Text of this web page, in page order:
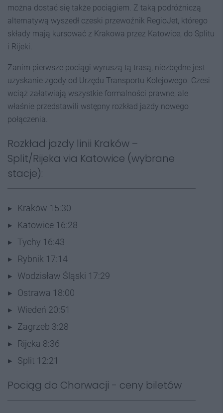
można dostać się także pociągiem. Z taką podróżniczą
alternatywą wyszedł czeski przewoźnik RegioJet, którego
składy mają kursować z Krakowa przez Katowice, do Splitu
i Rijeki.
Zanim pierwsze pociągi wyruszą tą trasą, niezbędne jest
uzyskanie zgody od Urzędu Transportu Kolejowego. Czesi
wciąż załatwiają wszystkie formalności prawne, ale
właśnie przedstawili wstępny rozkład jazdy nowego
połączenia.
Rozkład jazdy linii Kraków –
Split/Rijeka via Katowice (wybrane
stacje):
Kraków 15:30
Katowice 16:28
Tychy 16:43
Rybnik 17:14
Wodzisław Śląski 17:29
Ostrawa 18:00
Wiedeń 20:51
Zagrzeb 3:28
Rijeka 8:36
Split 12:21
Pociąg do Chorwacji - ceny biletów